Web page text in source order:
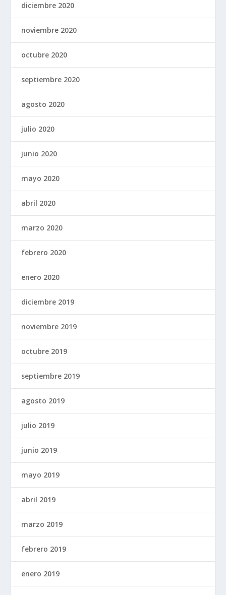
diciembre 2020
noviembre 2020
octubre 2020
septiembre 2020
agosto 2020
julio 2020
junio 2020
mayo 2020
abril 2020
marzo 2020
febrero 2020
enero 2020
diciembre 2019
noviembre 2019
octubre 2019
septiembre 2019
agosto 2019
julio 2019
junio 2019
mayo 2019
abril 2019
marzo 2019
febrero 2019
enero 2019